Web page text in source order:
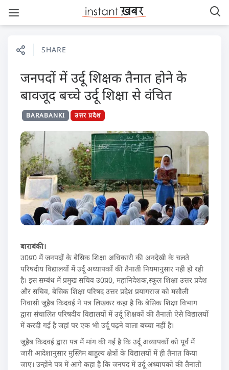
SHARE
जनपदों में उर्दू शिक्षक तैनात होने के
बावजूद बच्चे उर्दू शिक्षा से वंचित
BARABANKI उत्तर प्रदेश
बाराबंकी।
उ0प्र0 में जनपदों के बेसिक शिक्षा अधिकारी की अनदेखी के चलते
परिषदीय विद्यालयों में उर्दू अध्यापकों की तैनाती नियमानुसार नही हो रही
है। इस सम्बंध में प्रमुख सचिव उ0प्र0, महानिदेशक,स्कूल शिक्षा उत्तर प्रदेश
और सचिव, बेसिक शिक्षा परिषद उत्तर प्रदेश प्रयागराज को मसौली
निवासी जुहैब किदवई ने पत्र लिखकर कहा है कि बेसिक शिक्षा विभाग
द्वारा संचालित परिषदीय विद्यालयों में उर्दू शिक्षकों की तैनाती ऐसे विद्यालयों
में करदी गई है जहां पर एक भी उर्दू पढ़ने वाला बच्चा नहीं है।
जुहैब किदवई द्वारा पत्र में मांग की गई है कि उर्दू अध्यापकों को पूर्व में
जारी आदेशानुसार मुस्लिम बाहुल्य क्षेत्रों के विद्यालयों में ही तैनात किया
जाए। उन्होंने पत्र में आगे कहा है कि जनपद में उर्दू अध्यापकों की तैनाती